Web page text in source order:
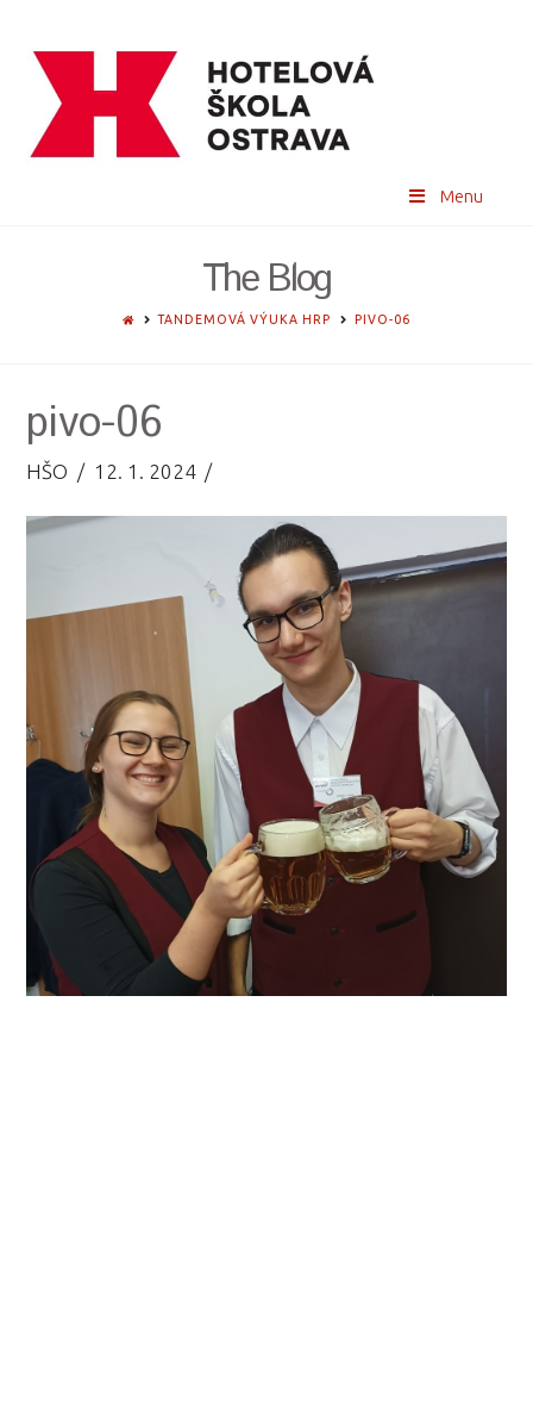
Menu
The Blog
HOMETANDEMOVÁ VÝUKA HRP PIVO-06
pivo-06
HŠO 12. 1. 2024